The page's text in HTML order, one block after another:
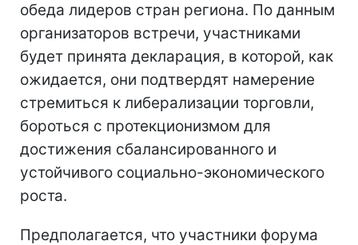
обеда лидеров стран региона. По данным
организаторов встречи, участниками
будет принята декларация, в которой, как
ожидается, они подтвердят намерение
стремиться к либерализации торговли,
бороться с протекционизмом для
достижения сбалансированного и
устойчивого социально-экономического
роста.
Предполагается, что участники форума